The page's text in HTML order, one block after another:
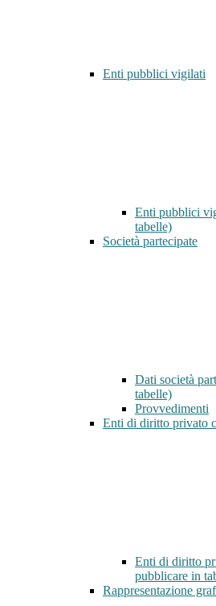
Enti pubblici vigilati
Enti pubblici
tabelle)
Società partecipate
Dati società
tabelle)
Provvedimenti
Enti di diritto privato
Enti di diritto
pubblicare in
Rappresentazione